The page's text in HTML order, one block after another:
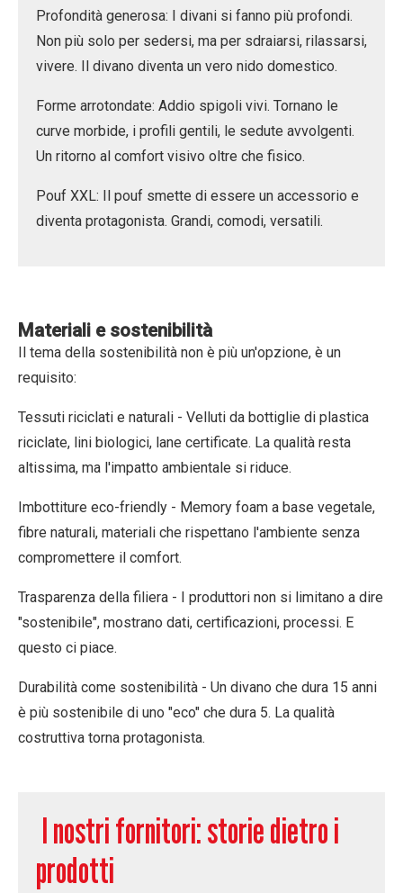
Profondità generosa: I divani si fanno più profondi.
Non più solo per sedersi, ma per sdraiarsi, rilassarsi,
vivere. Il divano diventa un vero nido domestico.
Forme arrotondate: Addio spigoli vivi. Tornano le
curve morbide, i profili gentili, le sedute avvolgenti.
Un ritorno al comfort visivo oltre che fisico.
Pouf XXL: Il pouf smette di essere un accessorio e
diventa protagonista. Grandi, comodi, versatili.
Materiali e sostenibilità
Il tema della sostenibilità non è più un'opzione, è un
requisito:
Tessuti riciclati e naturali - Velluti da bottiglie di plastica
riciclate, lini biologici, lane certificate. La qualità resta
altissima, ma l'impatto ambientale si riduce.
Imbottiture eco-friendly - Memory foam a base vegetale,
fibre naturali, materiali che rispettano l'ambiente senza
compromettere il comfort.
Trasparenza della filiera - I produttori non si limitano a dire
"sostenibile", mostrano dati, certificazioni, processi. E
questo ci piace.
Durabilità come sostenibilità - Un divano che dura 15 anni
è più sostenibile di uno "eco" che dura 5. La qualità
costruttiva torna protagonista.
I nostri fornitori: storie dietro i
prodotti